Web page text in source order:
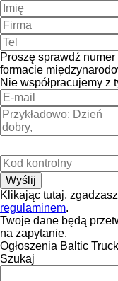
Proszę sprawdź
formacie
Nie współpracujemy z
Klikając tutaj,
regulaminem.
Twoje dane będą
na zapytanie.
Ogłoszenia Baltic
Szukaj